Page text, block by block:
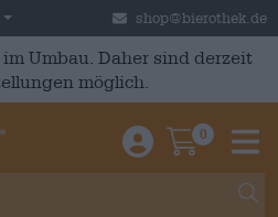
Deutschland shop@bierothek.de
Umbau. Daher sind derzeit
möglich.
Einloggen /
0